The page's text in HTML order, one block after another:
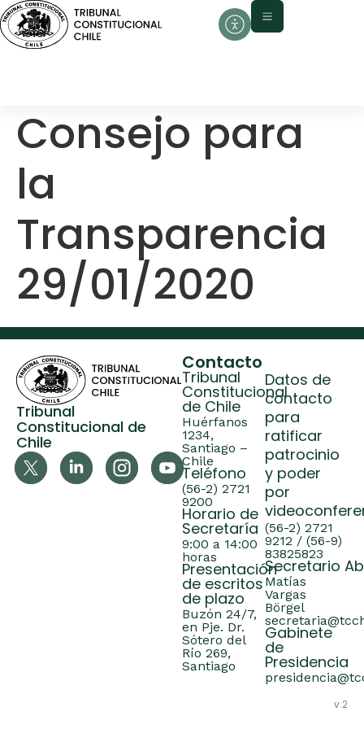
contenido
Consejo para
la
Transparencia
29/01/2020
Tribunal
Constitucional de
Chile
Contacto
Tribunal
Constitucional
de Chile
Huérfanos
1234,
Santiago –
Chile
Teléfono
(56-2) 2721
9200
Horario de
Secretaría
9:00 a 14:00
horas
Presentación
de escritos
de plazo
Buzón 24/7,
en Pje. Dr.
Sótero del
Río 269,
Santiago
Datos de
contacto
para
ratificar
patrocinio
y poder
por
(56-2) 2721
9212 / (56-9)
83825823
Secretario
Matías
Vargas
Börgel
Gabinete
de
Presidencia
v.2